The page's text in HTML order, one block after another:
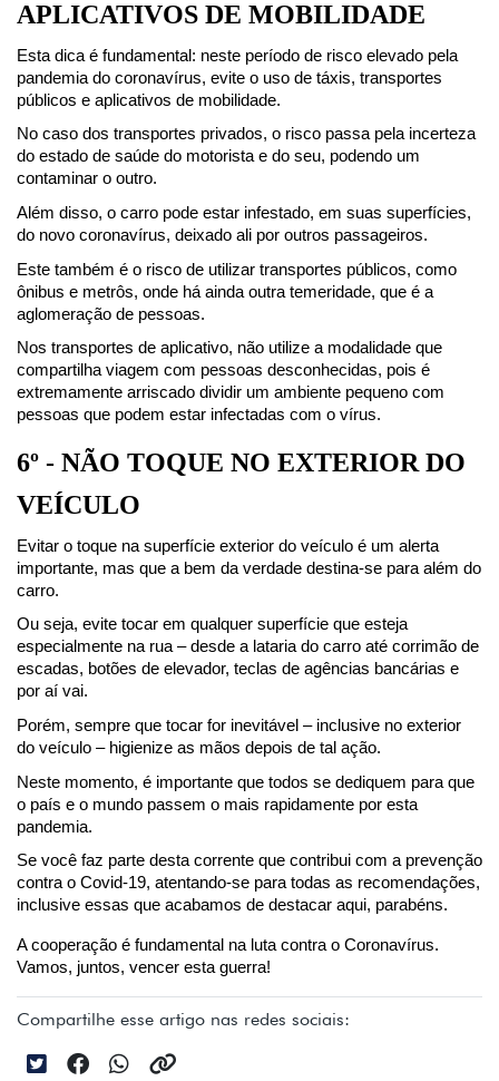
APLICATIVOS DE MOBILIDADE
Esta dica é fundamental: neste período de risco elevado pela
pandemia do coronavírus, evite o uso de táxis, transportes
públicos e aplicativos de mobilidade.
No caso dos transportes privados, o risco passa pela incerteza
do estado de saúde do motorista e do seu, podendo um
contaminar o outro.
Além disso, o carro pode estar infestado, em suas superfícies,
do novo coronavírus, deixado ali por outros passageiros.
Este também é o risco de utilizar transportes públicos, como
ônibus e metrôs, onde há ainda outra temeridade, que é a
aglomeração de pessoas.
Nos transportes de aplicativo, não utilize a modalidade que
compartilha viagem com pessoas desconhecidas, pois é
extremamente arriscado dividir um ambiente pequeno com
pessoas que podem estar infectadas com o vírus.
6º - NÃO TOQUE NO EXTERIOR DO
VEÍCULO
Evitar o toque na superfície exterior do veículo é um alerta
importante, mas que a bem da verdade destina-se para além do
carro.
Ou seja, evite tocar em qualquer superfície que esteja
especialmente na rua – desde a lataria do carro até corrimão de
escadas, botões de elevador, teclas de agências bancárias e
por aí vai.
Porém, sempre que tocar for inevitável – inclusive no exterior
do veículo – higienize as mãos depois de tal ação.
Neste momento, é importante que todos se dediquem para que
o país e o mundo passem o mais rapidamente por esta
pandemia.
Se você faz parte desta corrente que contribui com a prevenção
contra o Covid-19, atentando-se para todas as recomendações,
inclusive essas que acabamos de destacar aqui, parabéns.
A cooperação é fundamental na luta contra o Coronavírus.
Vamos, juntos, vencer esta guerra!
Compartilhe esse artigo nas redes sociais: